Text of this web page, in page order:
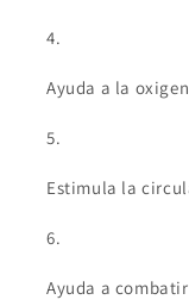
Ayuda a la
Estimula la
Ayuda a